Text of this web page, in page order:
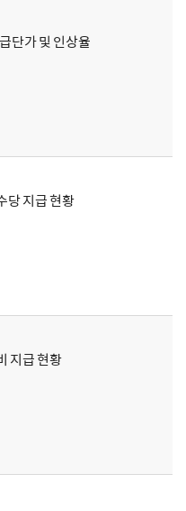
단가 및 인상율
당 지급 현황
지급 현황